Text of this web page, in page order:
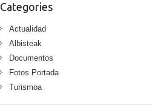
Categories
Actualidad
Albisteak
Documentos
Fotos Portada
Turismoa